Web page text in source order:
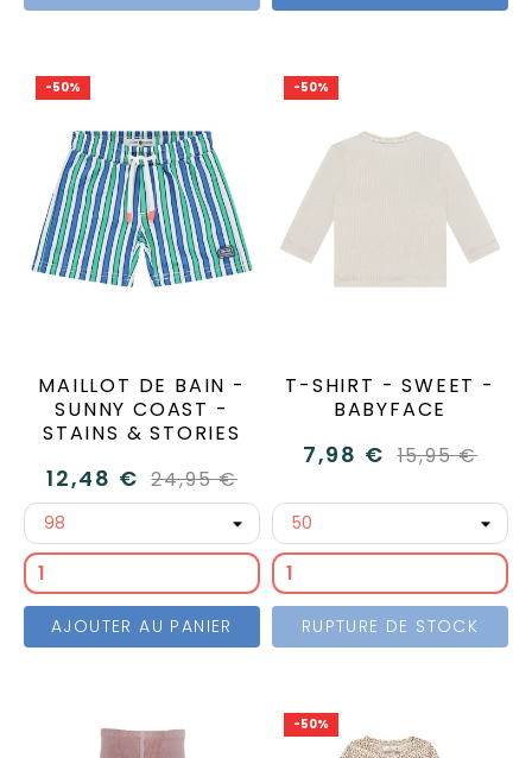
-50%
MAILLOT DE BAIN -
SUNNY COAST -
STAINS & STORIES
12,48 € 24,95 €
AJOUTER AU PANIER
-50%
T-SHIRT - SWEET -
BABYFACE
7,98 € 15,95 €
RUPTURE DE STOCK
-50%